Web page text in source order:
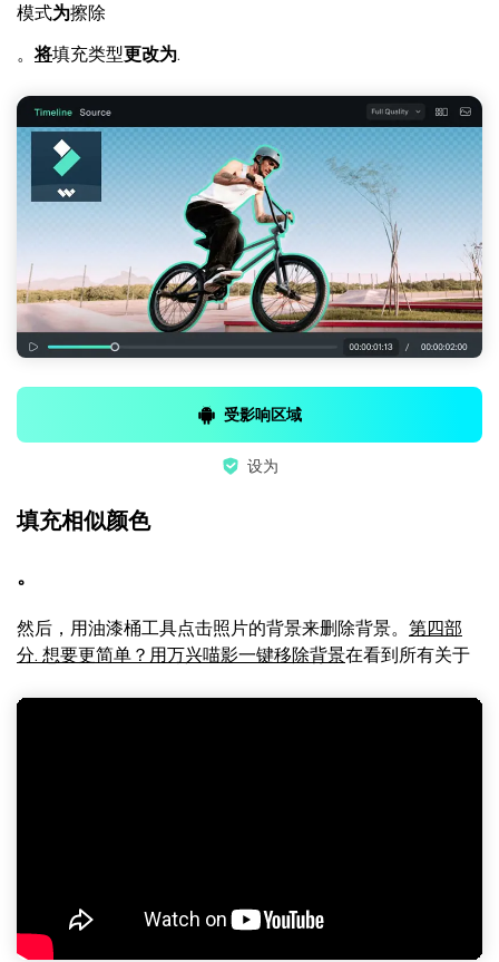
模式为擦除
。将填充类型更改为.
受影响区域
设为
填充相似颜色
。
然后，用油漆桶工具点击照片的背景来删除背景。 第四部
分. 想要更简单？用万兴喵影一键移除背景在看到所有关于